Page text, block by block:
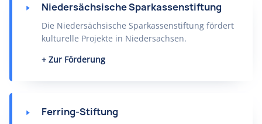
Niedersächsische Sparkassenstiftung
Die Niedersächsische Sparkassenstiftung fördert
kulturelle Projekte in Niedersachsen.
Zur Förderung
Ferring-Stiftung